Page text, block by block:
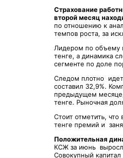
Страхование
второй месяц
по отношению к
темпов роста, за
Лидером по объему
тенге, а динамика
сегменте по доле
Следом плотно
составил 32,9%.
предыдущем
тенге. Рыночная
Стоит отметить,
тенге премий и
Положительная
КСЖ за июнь
Совокупный